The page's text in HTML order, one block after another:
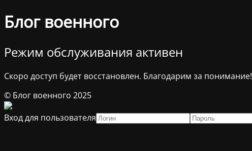
Блог военного
Режим обслуживания активен
Скоро доступ будет восстановлен. Благодарим за понимание!
© Блог военного 2025
Вход для пользователя